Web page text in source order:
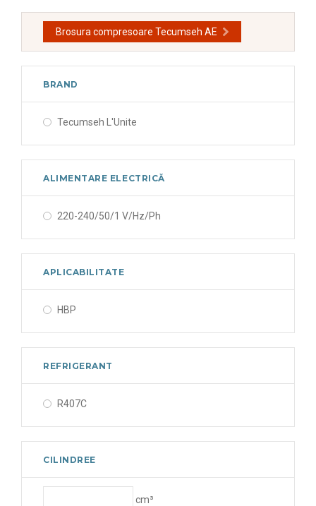
Brosura compresoare Tecumseh AE
BRAND
Tecumseh L'Unite
ALIMENTARE ELECTRICĂ
220-240/50/1 V/Hz/Ph
APLICABILITATE
HBP
REFRIGERANT
R407C
CILINDREE
cm³